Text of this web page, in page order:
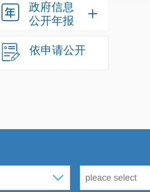
政府信息
公开年报
依申请公开